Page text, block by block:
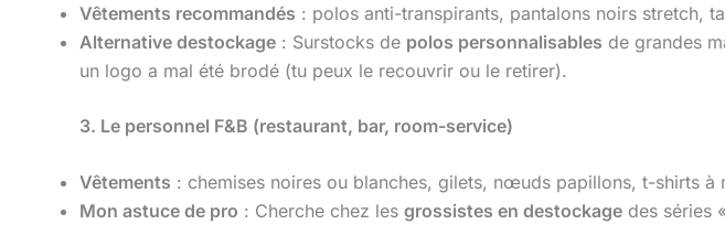
Vêtements recommandés : polos anti-transpirants, pantalons noirs stretch,
Alternative destockage : Surstocks de polos personnalisables de grandes
un logo a mal été brodé (tu peux le recouvrir ou le retirer).
3. Le personnel F&B (restaurant, bar, room-service)
Vêtements : chemises noires ou blanches, gilets, nœuds papillons, t-shirts à
Mon astuce de pro : Cherche chez les grossistes en destockage des séries